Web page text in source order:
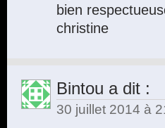
bien
christine
Bintou a dit :
30 juillet 2014 à